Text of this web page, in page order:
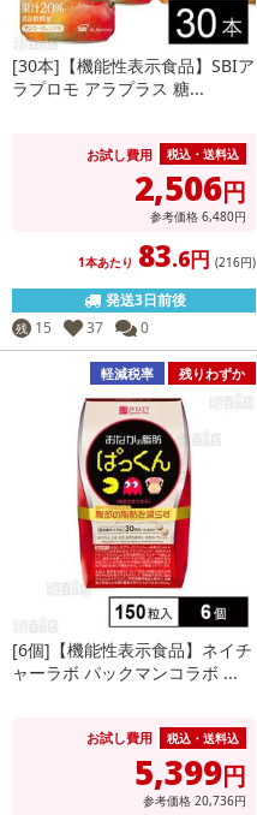
[30本]【機能性表示食品】SBIア
ラプロモ アラプラス 糖...
お試し費用 税込・送料込
2,506円
参考価格 6,480円
1本あたり 83.6円 (216円)
発送3日前後
残 15 37 0
軽減税率 残りわずか
[6個]【機能性表示食品】ネイチ
ャーラボ パックマンコラボ ...
お試し費用 税込・送料込
5,399円
参考価格 20,736円